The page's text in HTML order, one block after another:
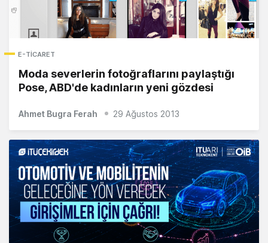
E-TICARET
Moda severlerin fotoğraflarını paylaştığı
Pose, ABD'de kadınların yeni gözdesi
Ahmet Bugra Ferah 29 Ağustos 2013